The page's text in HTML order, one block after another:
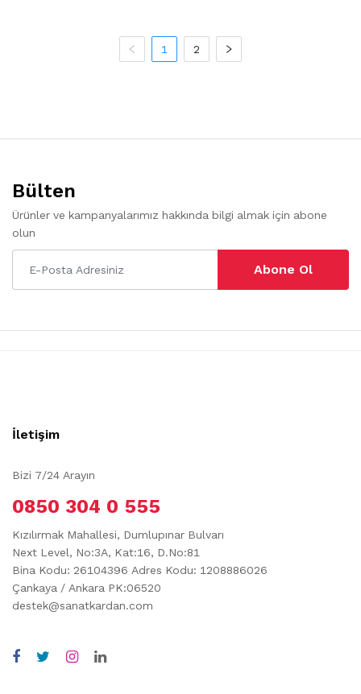
1 2
Bülten
Ürünler ve kampanyalarımız hakkında bilgi almak için abone
olun
Abone Ol
İletişim
Bizi 7/24 Arayın
0850 304 0 555
Kızılırmak Mahallesi, Dumlupınar Bulvarı
Next Level, No:3A, Kat:16, D.No:81
Bina Kodu: 26104396 Adres Kodu: 1208886026
Çankaya / Ankara PK:06520
destek@sanatkardan.com